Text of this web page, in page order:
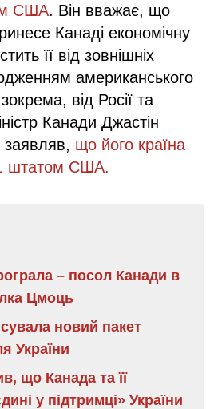
США. Він вважає, що
Канаді економічну
її від зовнішніх
американського
від Росії та
Канади Джастін
заявляв, що його країна
штатом США.
– посол Канади в
Цмоць
новий пакет
України
що Канада та її
у підтримці» України